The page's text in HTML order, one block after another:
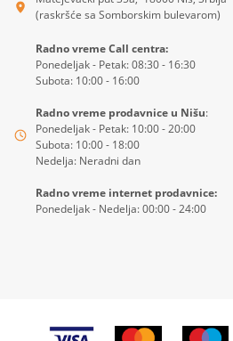
(raskršće sa Somborskim bulevarom)
Radno vreme Call centra:
Ponedeljak - Petak: 08:30 - 16:30
Subota: 10:00 - 16:00
Radno vreme prodavnice u Nišu:
Ponedeljak - Petak: 10:00 - 20:00
Subota: 10:00 - 18:00
Nedelja: Neradni dan
Radno vreme internet prodavnice:
Ponedeljak - Nedelja: 00:00 - 24:00